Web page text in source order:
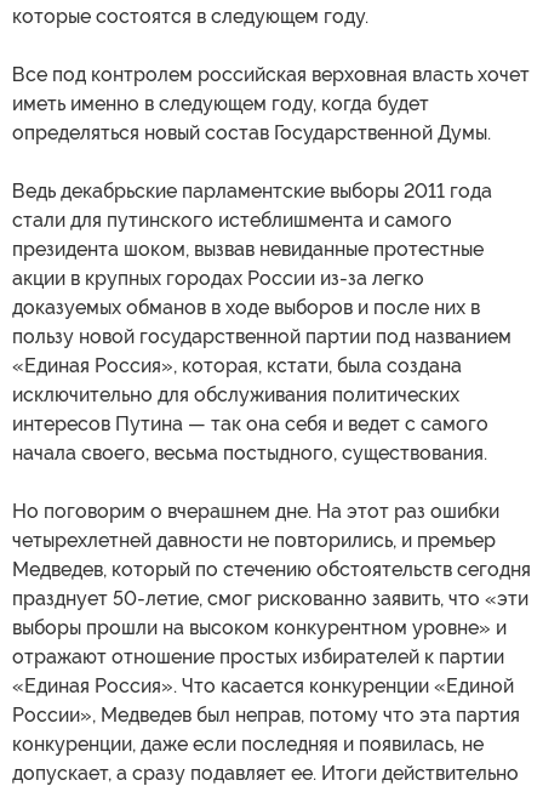
которые состоятся в следующем году.
Все под контролем российская верховная власть хочет
иметь именно в следующем году, когда будет
определяться новый состав Государственной Думы.
Ведь декабрьские парламентские выборы 2011 года
стали для путинского истеблишмента и самого
президента шоком, вызвав невиданные протестные
акции в крупных городах России из-за легко
доказуемых обманов в ходе выборов и после них в
пользу новой государственной партии под названием
«Единая Россия», которая, кстати, была создана
исключительно для обслуживания политических
интересов Путина — так она себя и ведет с самого
начала своего, весьма постыдного, существования.
Но поговорим о вчерашнем дне. На этот раз ошибки
четырехлетней давности не повторились, и премьер
Медведев, который по стечению обстоятельств сегодня
празднует 50-летие, смог рискованно заявить, что «эти
выборы прошли на высоком конкурентном уровне» и
отражают отношение простых избирателей к партии
«Единая Россия». Что касается конкуренции «Единой
России», Медведев был неправ, потому что эта партия
конкуренции, даже если последняя и появилась, не
допускает, а сразу подавляет ее. Итоги действительно